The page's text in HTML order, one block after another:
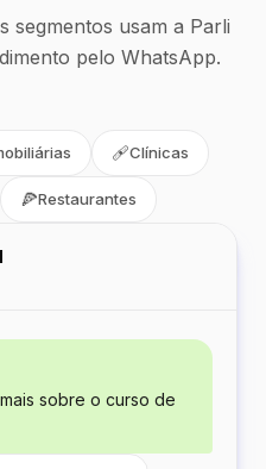
segmentos usam a Parli
pelo WhatsApp.
🩹Clínicas
🍕Restaurantes
sobre o curso de